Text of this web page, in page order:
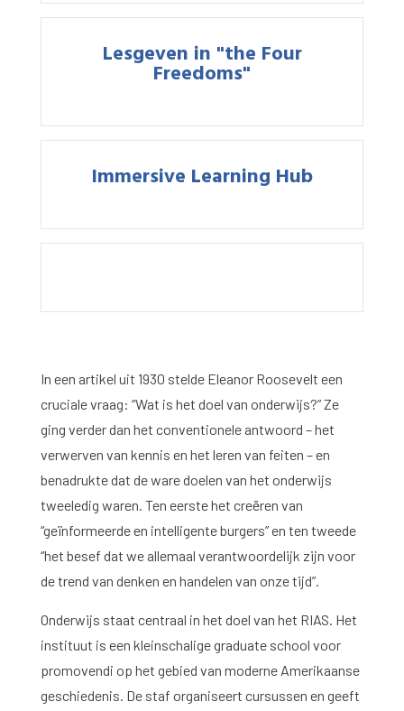
Home
Bibliotheek
Onderzoek
Graduate School
Activiteiten
Agenda
Over het RIAS
What are you searching for?
Lesgeven in "the Four
Freedoms"
Immersive Learning Hub
In een artikel uit 1930 stelde Eleanor Roosevelt een
cruciale vraag: “Wat is het doel van onderwijs?” Ze
ging verder dan het conventionele antwoord – het
verwerven van kennis en het leren van feiten – en
benadrukte dat de ware doelen van het onderwijs
tweeledig waren. Ten eerste het creëren van
“geïnformeerde en intelligente burgers” en ten tweede
“het besef dat we allemaal verantwoordelijk zijn voor
de trend van denken en handelen van onze tijd”.
Onderwijs staat centraal in het doel van het RIAS. Het
instituut is een kleinschalige graduate school voor
promovendi op het gebied van moderne Amerikaanse
geschiedenis. De staf organiseert cursussen en geeft